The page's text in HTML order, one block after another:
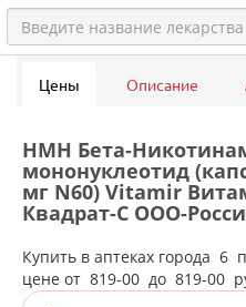
Цены Описание
НМН Бета-
мононуклеотид
мг N60) Vitamir
Квадрат-С ООО-
аптеках города
Купить в аптеках города 6
цене от 819-00 до 819-00